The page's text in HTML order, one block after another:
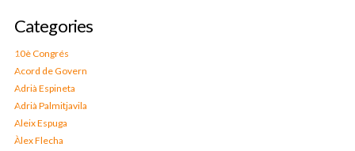
Categories
10è Congrés
Acord de Govern
Adrià Espineta
Adrià Palmitjavila
Aleix Espuga
Àlex Flecha